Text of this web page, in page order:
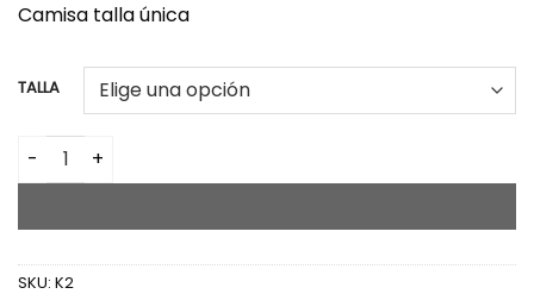
Camisa talla única
TALLA
CAMISA LARGA cantidad
SKU: K2